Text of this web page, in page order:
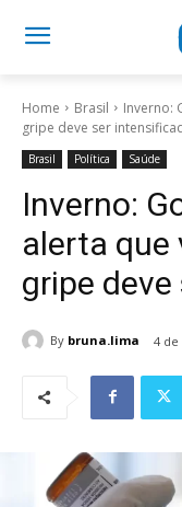
Home Brasil
Inverno:
gripe deve ser
Brasil Política Saúde
Inverno:
alerta que
gripe
By bruna.lima 4 de